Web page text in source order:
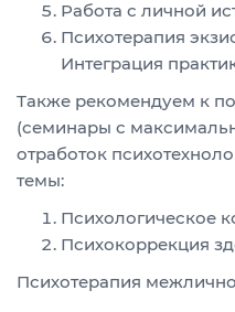
Работа с личной
Психотерапия
Интеграция
Также рекомендуем к
(семинары с
отработок
темы:
Психологическое
Психокоррекция
Психотерапия